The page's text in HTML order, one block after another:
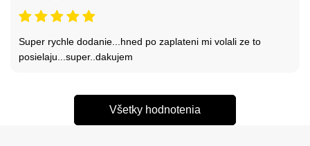
Super rychle dodanie...hned po zaplateni mi volali ze to
posielaju...super..dakujem
Všetky hodnotenia